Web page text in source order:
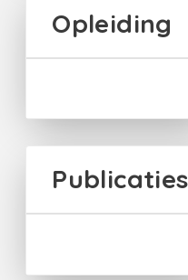
Opleiding
Publicaties